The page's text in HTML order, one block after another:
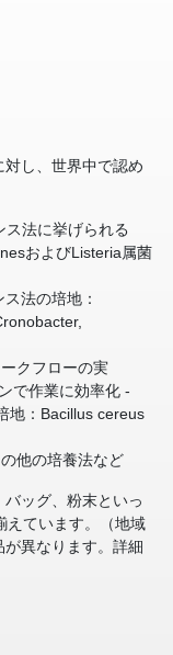
し、世界中で認め
法に挙げられる
およびListeria属菌
法の培地：
クフローの実
で作業に効率化 -
地：Bacillus cereus
他の培養法など
ッグ、粉末といっ
えています。（地域
異なります。詳細